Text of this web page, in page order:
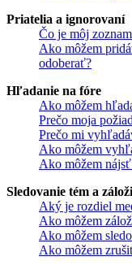
Priatelia a ignorovaní
Čo je môj
Ako môžem
odoberať?
Hľadanie na fóre
Ako môžem
Prečo moja
Prečo mi
Ako môžem
Ako môžem
Sledovanie tém a
Aký je rozdiel
Ako môžem
Ako môžem
Ako môžem